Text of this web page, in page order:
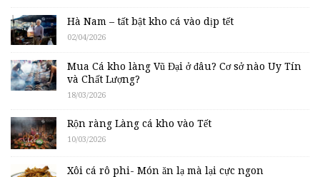
Hà Nam – tất bật kho cá vào dịp tết
02/04/2026
Mua Cá kho làng Vũ Đại ở đâu? Cơ sở nào Uy Tín
và Chất Lượng?
18/03/2026
Rộn ràng Làng cá kho vào Tết
10/03/2026
Xôi cá rô phi- Món ăn lạ mà lại cực ngon